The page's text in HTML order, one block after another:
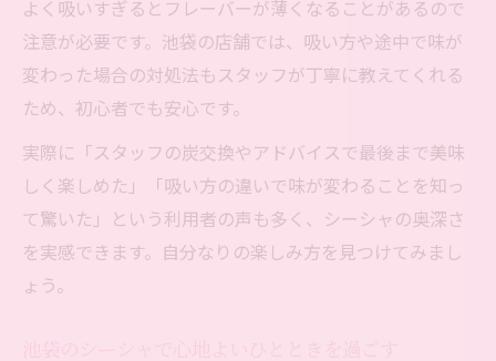
法
よく吸いすぎるとフレーバーが薄くなることがあるので
注意が必要です。池袋の店舗では、吸い方や途中で味が
変わった場合の対処法もスタッフが丁寧に教えてくれる
ため、初心者でも安心です。
実際に「スタッフの炭交換やアドバイスで最後まで美味
しく楽しめた」「吸い方の違いで味が変わることを知っ
て驚いた」という利用者の声も多く、シーシャの奥深さ
を実感できます。自分なりの楽しみ方を見つけてみまし
ょう。